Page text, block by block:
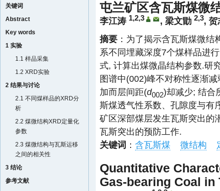
关键词
Abstract
Key words
1 实验
1.1 样品采集
1.2 XRD实验
2 结果与讨论
2.1 不同煤样品的XRD分
析
2.2 煤微结构XRD定量化
参数
2.3 煤微结构与瓦斯运移
之间的相关性
3 结论
参考文献
屯兰矿区含瓦斯煤微
李江涛 1,2,3 , 梁文勖 2,3, 贺
摘要 ：为了揭示含瓦斯煤微
系不同埋藏深度7个煤样品进
式, 计算出煤微晶结构参数.研
图谱中(002)峰不对称性逐渐
加而层间距(d002)却减少; 结合
斯煤透气性系数、孔隙度与有
矿区深部煤层发生瓦斯突出的
瓦斯突出的预防工作.
关键词 ： 含瓦斯煤 微结构
Quantitative
Gas-bearing Coal